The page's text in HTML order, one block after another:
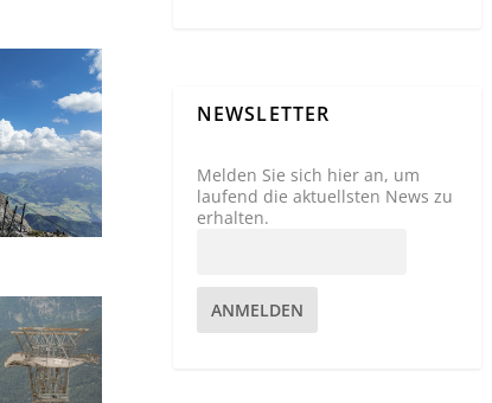
NEWSLETTER
Melden Sie sich hier an, um
laufend die aktuellsten News zu
erhalten.
ANMELDEN